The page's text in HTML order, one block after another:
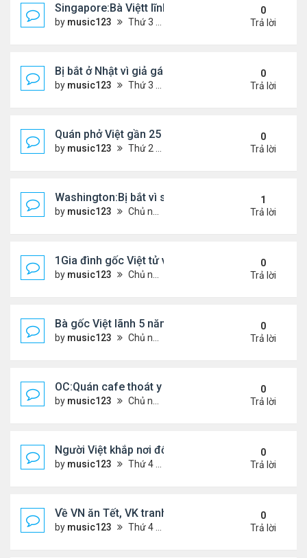
Singapore:Bà Việtt lĩnh án tù vì tội đa phu
by music123 Thứ 3 Tháng 3 03, 2026 5:39 pm
0
Trả lời
Bị bắt ở Nhật vì giả gái lừa 28 đàn ông...
by music123 Thứ 3 Tháng 3 03, 2026 5:36 pm
0
Trả lời
Quán phở Việt gần 25 năm giữ chân thực khách
by music123 Thứ 2 Tháng 3 02, 2026 3:52 pm
0
Trả lời
Washington:Bị bắt vì sát hại mẹ ruột
by music123 Chủ nhật Tháng 3 01, 2026 6:24 pm
1
Trả lời
1Gia đình gốc Việt tử vong ở Mỹ
by music123 Chủ nhật Tháng 3 01, 2026 6:26 pm
0
Trả lời
Bà gốc Việt lãnh 5 năm tù vì đe dọa đánh bom
by music123 Chủ nhật Tháng 2 22, 2026 5:53 pm
0
Trả lời
OC:Quán cafe thoát y của gốc Việt bị Cảnh sát
by music123 Chủ nhật Tháng 2 22, 2026 5:45 pm
0
Trả lời
Người Việt khắp nơi đổ về chợ hoa Phước Lộc Thọ
by music123 Thứ 4 Tháng 2 11, 2026 7:58 pm
0
Trả lời
Về VN ăn Tết, VK tranh thủ làm đẹp, chữa hiếm
by music123 Thứ 4 Tháng 2 11, 2026 7:47 pm
0
Trả lời